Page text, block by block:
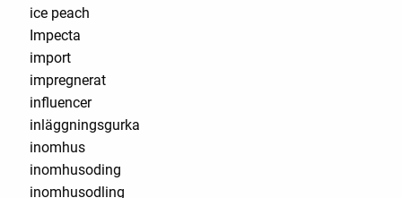
ice peach
Impecta
import
impregnerat
influencer
inläggningsgurka
inomhus
inomhusoding
inomhusodling